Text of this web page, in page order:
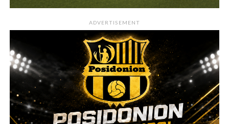
ADVERTISEMENT